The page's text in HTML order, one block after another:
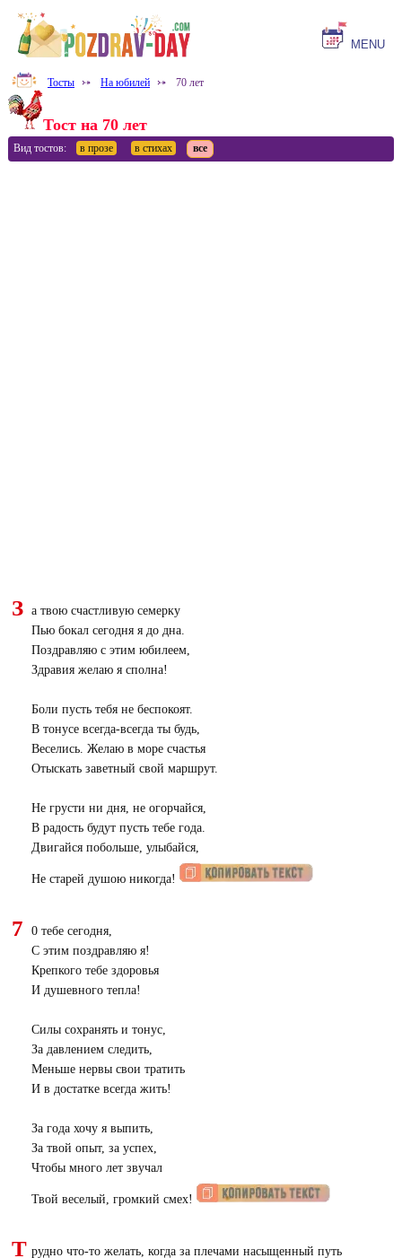
MENU
Тосты ⤐ На юбилей ⤐ 70 лет
Тост на 70 лет
Вид тостов: в прозе в стихах все
З
а твою счастливую семерку
Пью бокал сегодня я до дна.
Поздравляю с этим юбилеем,
Здравия желаю я сполна!
Боли пусть тебя не беспокоят.
В тонусе всегда-всегда ты будь,
Веселись. Желаю в море счастья
Отыскать заветный свой маршрут.
Не грусти ни дня, не огорчайся,
В радость будут пусть тебе года.
Двигайся побольше, улыбайся,
Не старей душою никогда!
7
0 тебе сегодня,
С этим поздравляю я!
Крепкого тебе здоровья
И душевного тепла!
Силы сохранять и тонус,
За давлением следить,
Меньше нервы свои тратить
И в достатке всегда жить!
За года хочу я выпить,
За твой опыт, за успех,
Чтобы много лет звучал
Твой веселый, громкий смех!
Т рудно что-то желать, когда за плечами насыщенный путь